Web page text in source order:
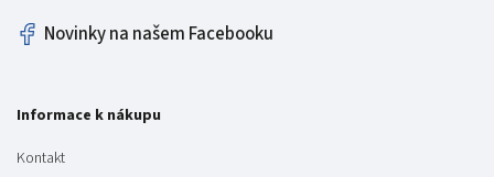
Novinky na našem Facebooku
Informace k nákupu
Kontakt